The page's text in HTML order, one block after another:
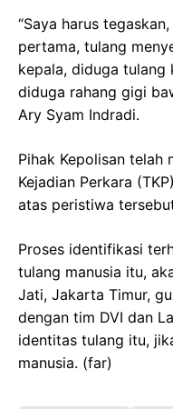
“Saya harus
pertama, tulang
kepala, diduga tulang
diduga rahang gigi
Ary Syam Indradi.
Pihak Kepolisan telah
Kejadian Perkara
atas peristiwa
Proses identifikasi
tulang manusia itu,
Jati, Jakarta Timur,
dengan tim DVI dan
identitas tulang itu,
manusia. (far)